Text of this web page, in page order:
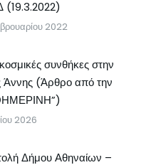
2022
συνθήκες στην
Άννης (Άρθρο από την
2026
Δήμου Αθηναίων –